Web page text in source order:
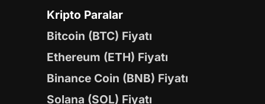
Kripto Paralar
Bitcoin (BTC) Fiyatı
Ethereum (ETH) Fiyatı
Binance Coin (BNB) Fiyatı
Solana (SOL) Fiyatı